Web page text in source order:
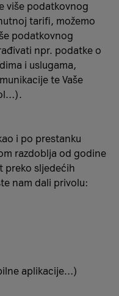
više podatkovnog
tarifi, možemo
podatkovnog
npr. podatke o
i uslugama,
te Vaše
i po prestanku
razdoblja od godine
preko sljedećih
nam dali privolu:
aplikacije…)